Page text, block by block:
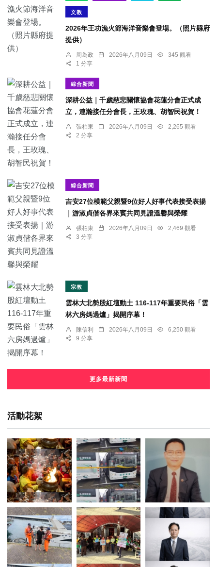
文教
2026年王功漁火節海洋音樂會登場。（照片縣府
提供）
周為政 2026年八月09日
345 觀看
1 分享
綜合新聞
深耕公益｜千歲慈悲關懷協會花蓮分會正式成
立，連瀚接任分會長，王玫瑰、胡智民祝賀！
張柏東 2026年八月09日
2,265 觀看
2 分享
綜合新聞
吉安27位模範父親暨9位好人好事代表接受表揚
｜游淑貞偕各界來賓共同見證溫馨與榮耀
張柏東 2026年八月09日
2,469 觀看
3 分享
宗教
雲林大北勢股紅壇動土 116-117年重要民俗「雲
林六房媽過爐」揭開序幕！
陳信利 2026年八月09日
6,250 觀看
9 分享
更多最新新聞
活動花絮